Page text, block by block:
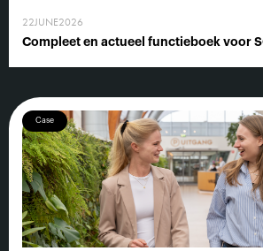
22JUNE2026
Compleet en actueel functieboek voor
Case